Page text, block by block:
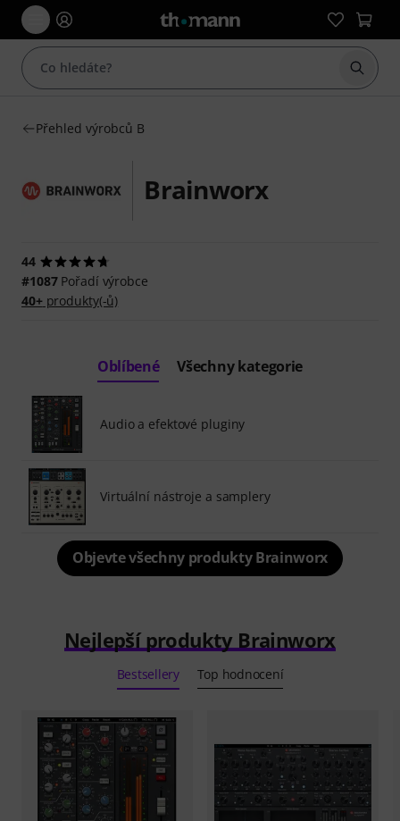
Začít
Přehled výrobců B
Brainworx
44
#1087Pořadí výrobce
40+produkty(-ů)
Oblíbené Všechny kategorie
Audio a efektové pluginy
Virtuální nástroje a samplery
Objevte všechny produkty Brainworx
Nejlepší produkty Brainworx
Bestsellery Top hodnocení